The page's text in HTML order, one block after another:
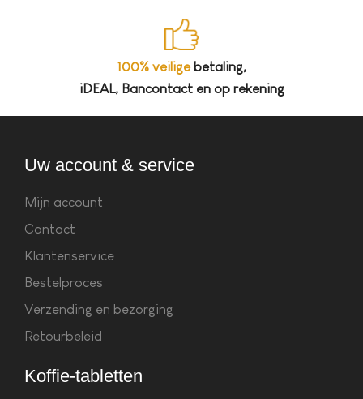
100% veiligebetaling,
iDEAL, Bancontact en op rekening
Uw account & service
Mijn account
Contact
Klantenservice
Bestelproces
Verzending en bezorging
Retourbeleid
Koffie-tabletten